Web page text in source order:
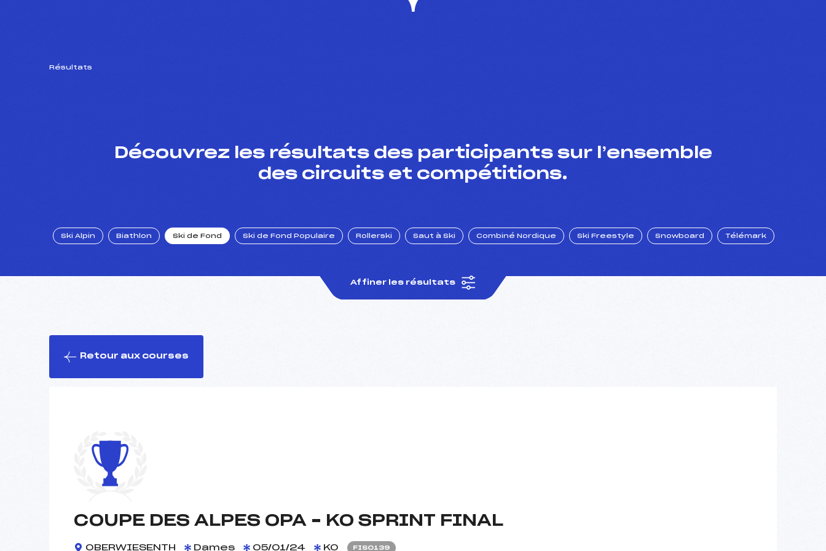
Résultats
Découvrez les résultats des participants sur l’ensemble
des circuits et compétitions.
Ski Alpin Biathlon Ski de Fond Ski de Fond Populaire Rollerski Saut à Ski Combiné Nordique Ski Freestyle Snowboard Télémark
Affiner les résultats
Retour aux courses
COUPE DES ALPES OPA – KO SPRINT FINAL
OBERWIESENTH Dames 05/01/24 KO FIS0139